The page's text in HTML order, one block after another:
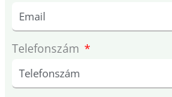
Telefonszám